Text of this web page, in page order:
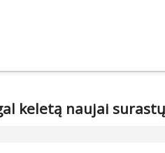
keletą naujai